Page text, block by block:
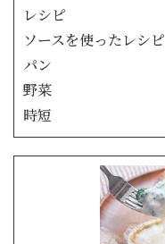
レシピ
ソースを使ったレシピ
パン
野菜
時短